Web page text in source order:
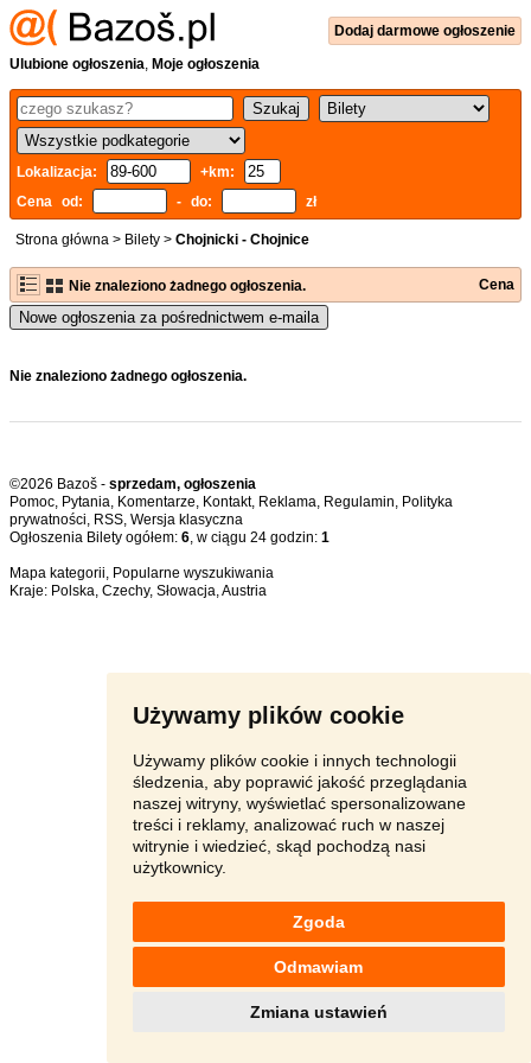
Używamy plików cookie
Używamy plików cookie i innych technologii
śledzenia, aby poprawić jakość przeglądania
naszej witryny, wyświetlać spersonalizowane
treści i reklamy, analizować ruch w naszej
witrynie i wiedzieć, skąd pochodzą nasi
użytkownicy.
Zgoda
Odmawiam
Zmiana ustawień
Dodaj darmowe ogłoszenie
Ulubione ogłoszenia, Moje ogłoszenia
Lokalizacja:
+km:
Cena od:
- do: zł
Strona główna > Bilety > Chojnicki - Chojnice
Nie znaleziono żadnego ogłoszenia. Cena
Nowe ogłoszenia za pośrednictwem e-maila
Nie znaleziono żadnego ogłoszenia.
©2026 Bazoš - sprzedam, ogłoszenia
Pomoc, Pytania, Komentarze, Kontakt, Reklama, Regulamin, Polityka
prywatności, RSS,
Ogłoszenia Bilety ogółem: 6, w ciągu 24 godzin: 1
Mapa kategorii, Popularne wyszukiwania
Kraje: Polska, Czechy, Słowacja,Austria